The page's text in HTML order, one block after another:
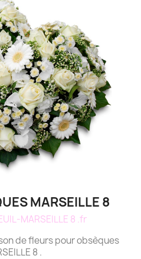
MARSEILLE 8
MARSEILLE 8 .fr
de fleurs pour obsèques
8 .